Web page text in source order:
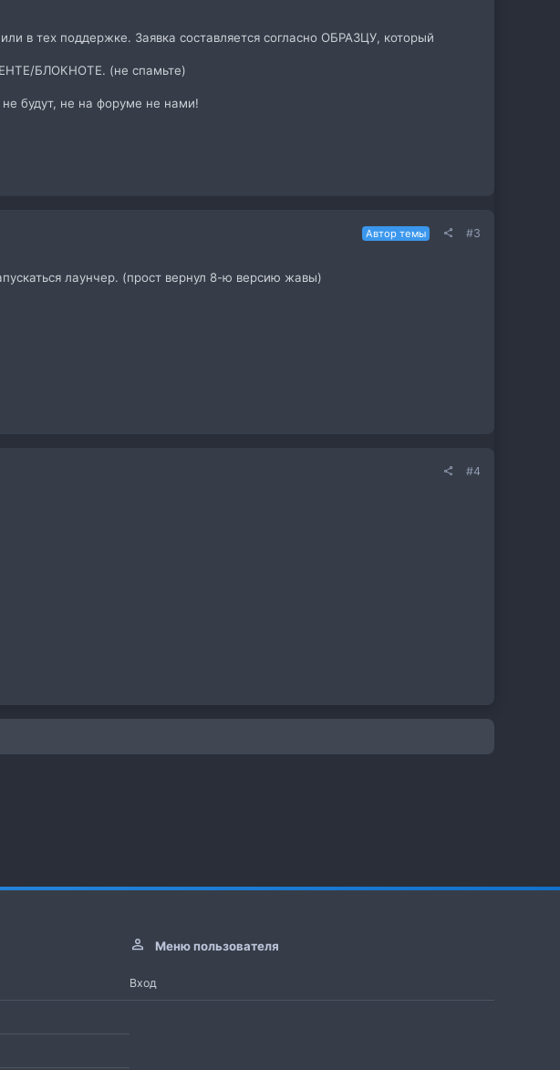
в тех поддержке. Заявка составляется согласно ОБРАЗЦУ, который
БЛОКНОТЕ. (не спамьте)
будут, не на форуме не нами!
Автор темы #3
лаунчер. (прост вернул 8-ю версию жавы)
#4
Меню пользователя
Вход